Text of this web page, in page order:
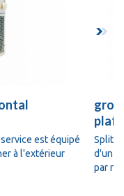
est équipé
à l'extérieur
Split
d'un
par